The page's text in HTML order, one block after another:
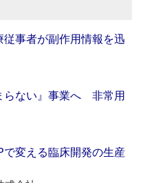
従事者が副作用情報を迅
らない』事業へ 非常用
で変える臨床開発の生産